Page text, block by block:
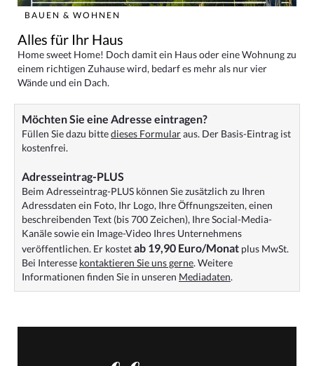
BAUEN & WOHNEN
Alles für Ihr Haus
Home sweet Home! Doch damit ein Haus oder eine Wohnung zu
einem richtigen Zuhause wird, bedarf es mehr als nur vier
Wände und ein Dach.
Möchten Sie eine Adresse eintragen?
Füllen Sie dazu bittedieses Formularaus. Der Basis-Eintrag ist
kostenfrei.
Adresseintrag-PLUS
Beim Adresseintrag-PLUS können Sie zusätzlich zu Ihren
Adressdaten ein Foto, Ihr Logo, Ihre Öffnungszeiten, einen
beschreibenden Text (bis 700 Zeichen), Ihre Social-Media-
Kanäle sowie ein Image-Video Ihres Unternehmens
veröffentlichen. Er kostetab 19,90 Euro/Monat plus MwSt.
Bei Interesse kontaktieren Sie uns gerne. Weitere
Informationen finden Sie in unseren Mediadaten.